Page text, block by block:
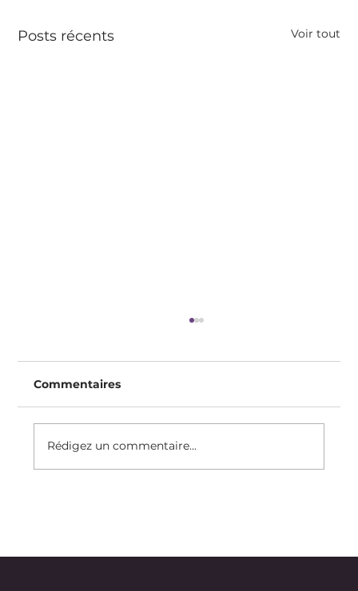
Posts récents Voir tout
Commentaires
Rédigez un commentaire...